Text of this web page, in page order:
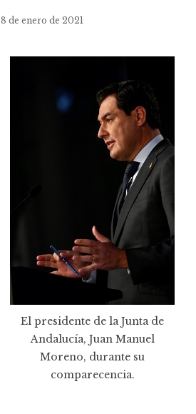
8 de enero de 2021
El presidente de la Junta de
Andalucía, Juan Manuel
Moreno, durante su
comparecencia.